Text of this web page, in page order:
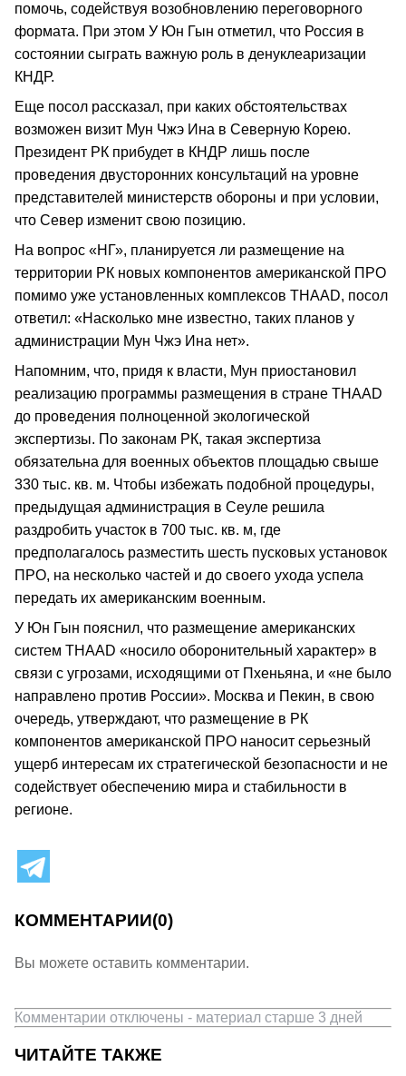
помочь, содействуя возобновлению переговорного
формата. При этом У Юн Гын отметил, что Россия в
состоянии сыграть важную роль в денуклеаризации
КНДР.
Еще посол рассказал, при каких обстоятельствах
возможен визит Мун Чжэ Ина в Северную Корею.
Президент РК прибудет в КНДР лишь после
проведения двусторонних консультаций на уровне
представителей министерств обороны и при условии,
что Север изменит свою позицию.
На вопрос «НГ», планируется ли размещение на
территории РК новых компонентов американской ПРО
помимо уже установленных комплексов THAAD, посол
ответил: «Насколько мне известно, таких планов у
администрации Мун Чжэ Ина нет».
Напомним, что, придя к власти, Мун приостановил
реализацию программы размещения в стране THAAD
до проведения полноценной экологической
экспертизы. По законам РК, такая экспертиза
обязательна для военных объектов площадью свыше
330 тыс. кв. м. Чтобы избежать подобной процедуры,
предыдущая администрация в Сеуле решила
раздробить участок в 700 тыс. кв. м, где
предполагалось разместить шесть пусковых установок
ПРО, на несколько частей и до своего ухода успела
передать их американским военным.
У Юн Гын пояснил, что размещение американских
систем THAAD «носило оборонительный характер» в
связи с угрозами, исходящими от Пхеньяна, и «не было
направлено против России». Москва и Пекин, в свою
очередь, утверждают, что размещение в РК
компонентов американской ПРО наносит серьезный
ущерб интересам их стратегической безопасности и не
содействует обеспечению мира и стабильности в
регионе.
КОММЕНТАРИИ(0)
Вы можете оставить комментарии.
Комментарии отключены - материал старше 3 дней
ЧИТАЙТЕ ТАКЖЕ